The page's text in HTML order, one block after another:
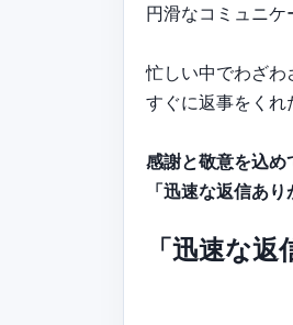
円滑なコミュニケ
忙しい中でわざわ
すぐに返事をくれ
感謝と敬意を込め
「迅速な返信あ
「迅速な